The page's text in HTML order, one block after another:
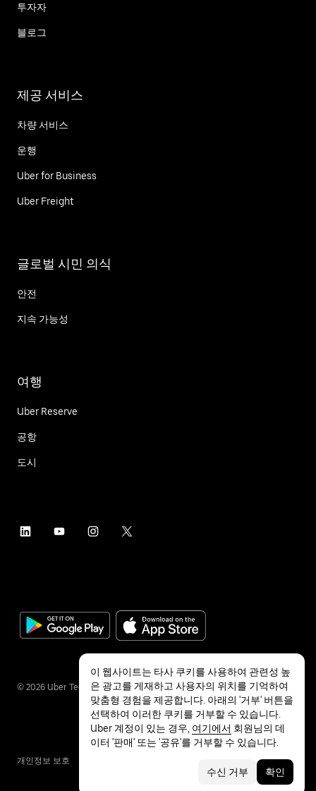
투자자
블로그
제공 서비스
차량 서비스
운행
Uber for Business
Uber Freight
글로벌 시민 의식
안전
지속 가능성
여행
Uber Reserve
공항
도시
© 2026 Uber Technologies Inc.
개인정보 보호
이 웹사이트는 타사 쿠키를 사용하여 관련성 높
은 광고를 게재하고 사용자의 위치를 기억하여
맞춤형 경험을 제공합니다. 아래의 '거부' 버튼을
선택하여 이러한 쿠키를 거부할 수 있습니다.
Uber 계정이 있는 경우, 여기에서 회원님의 데
이터 '판매' 또는 '공유'를 거부할 수 있습니다.
수신 거부 확인